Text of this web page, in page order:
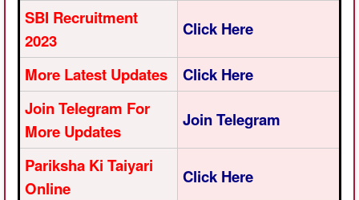
SBI Recruitment
2023
Click Here
More Latest Updates
Click Here
Join Telegram For
More Updates
Join Telegram
Pariksha Ki Taiyari
Online
Click Here